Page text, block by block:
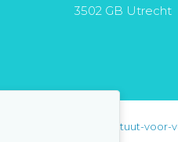
3502 GB Utrecht
instituut-